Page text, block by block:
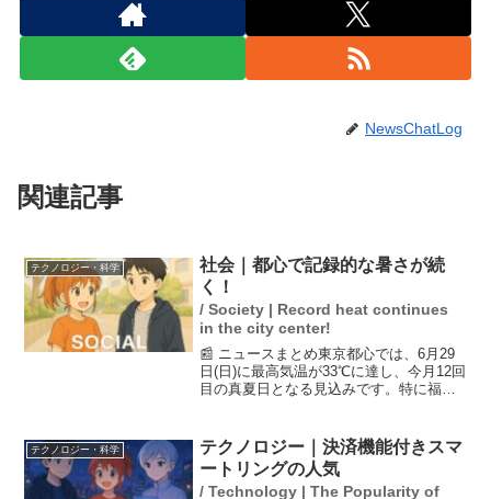
NewsChatLog
関連記事
テクノロジー・科学
社会｜都心で記録的な暑さが続
く！
/ Society | Record heat continues
in the city center!
📰 ニュースまとめ東京都心では、6月29
日(日)に最高気温が33℃に達し、今月12回
目の真夏日となる見込みです。特に福岡
ても急な雷雨に注意が必要です。週明け
以降も引き...
テクノロジー・科学
テクノロジー｜決済機能付きスマ
ートリングの人気
/ Technology | The Popularity of